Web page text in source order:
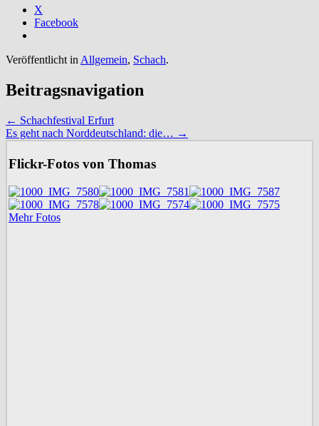
X
Facebook
Veröffentlicht in Allgemein, Schach.
Beitragsnavigation
← Schachfestival Erfurt
Es geht nach Norddeutschland: die… →
Flickr-Fotos von Thomas
Mehr Fotos